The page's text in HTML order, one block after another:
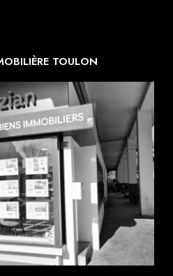
TOULON